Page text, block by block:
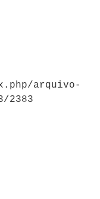
arquivo-
2383